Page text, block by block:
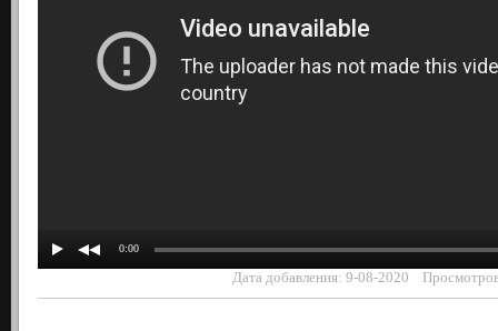
0:00
Дата добавления: 9-08-2020